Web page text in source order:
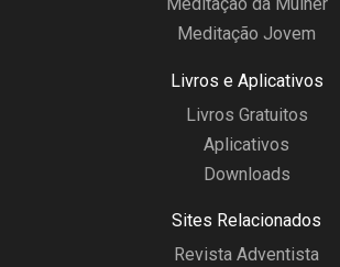
Meditação Jovem
Livros e Aplicativos
Livros Gratuitos
Aplicativos
Downloads
Sites Relacionados
Revista Adventista